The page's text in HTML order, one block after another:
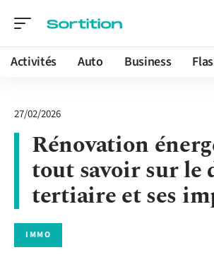
Activités Auto Business
27/02/2026
Rénovation
tout savoir sur le
tertiaire et ses
IMMO